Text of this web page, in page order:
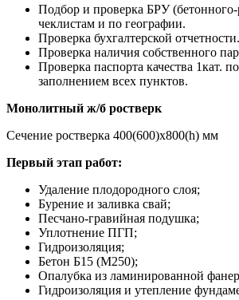
Подбор и проверка БРУ (бетонного-
чеклистам и по географии.
Проверка бухгалтерской отчетности.
Проверка наличия собственного
Проверка паспорта качества 1кат.
заполнением всех пунктов.
Монолитный ж/б ростверк
Сечение ростверка 400(600)х800(h) мм
Первый этап работ:
Удаление плодородного слоя;
Бурение и заливка свай;
Песчано-гравийная подушка;
Уплотнение ПГП;
Гидроизоляция;
Бетон Б15 (М250);
Опалубка из ламинированной
Гидроизоляция и утепление